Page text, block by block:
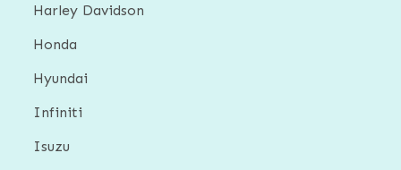
Harley Davidson
Honda
Hyundai
Infiniti
Isuzu